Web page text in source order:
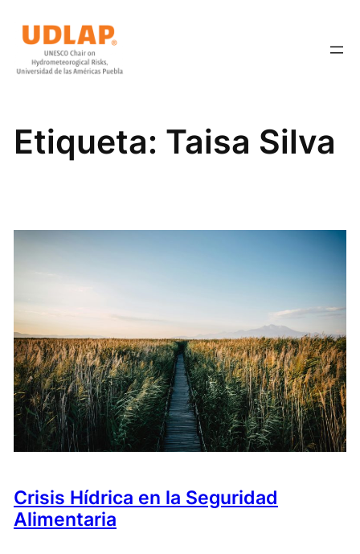
contenido
Etiqueta: Taisa Silva
Crisis Hídrica en la Seguridad
Alimentaria